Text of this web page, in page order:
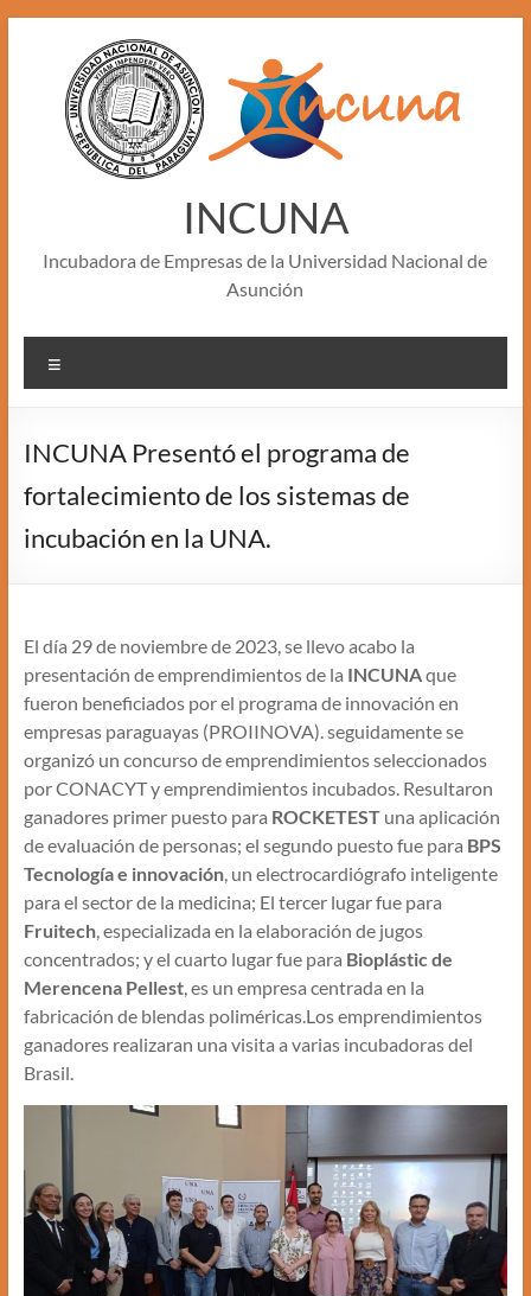
content
INCUNA
Incubadora de Empresas de la Universidad Nacional de
Asunción
INCUNA Presentó el programa de
fortalecimiento de los sistemas de
incubación en la UNA.
El día 29 de noviembre de 2023, se llevo acabo la
presentación de emprendimientos de la INCUNAque
fueron beneficiados por el programa de innovación en
empresas paraguayas (PROIINOVA). seguidamente se
organizó un concurso de emprendimientos seleccionados
por CONACYT y emprendimientos incubados. Resultaron
ganadores primer puesto para ROCKETESTuna aplicación
de evaluación de personas; el segundo puesto fue para BPS
Tecnología e innovación, un electrocardiógrafo inteligente
para el sector de la medicina; El tercer lugar fue para
Fruitech, especializada en la elaboración de jugos
concentrados; y el cuarto lugar fue para Bioplástic de
Merencena Pellest, es un empresa centrada en la
fabricación de blendas poliméricas.Los emprendimientos
ganadores realizaran una visita a varias incubadoras del
Brasil.